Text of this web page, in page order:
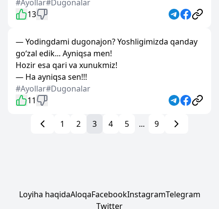
#Ayollar#Dugonalar
13
— Yodingdami dugonajon? Yoshligimizda qanday
go‘zal edik... Ayniqsa men!
Hozir esa qari va xunukmiz!
— Ha ayniqsa sen!!!
#Ayollar#Dugonalar
11
1 2 3 4 5 ... 9
Loyiha haqidaAloqaFacebookInstagramTelegram
Twitter